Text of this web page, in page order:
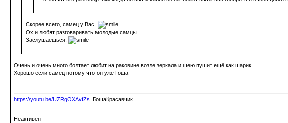
Скорее всего, самец у Вас.
Ох и любят разговаривать молодые самцы.
Заслушаешься.
Очень и очень много болтает любит на раковине возле зеркала и шею пушит ещё как шарик
Хорошо если самец потому что он уже Гоша
https://youtu.be/UZRgOXAvfZs ГошаКрасавчик
Неактивен